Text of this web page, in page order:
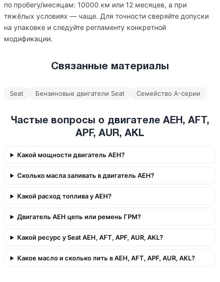
по пробегу/месяцам: 10000 км или 12 месяцев, а при
тяжёлых условиях — чаще. Для точности сверяйте допуски
на упаковке и следуйте регламенту конкретной
модификации.
Связанные материалы
Seat Бензиновые двигатели Seat Семейство A-серии
Частые вопросы о двигателе AEH, AFT,
APF, AUR, AKL
Какой мощности двигатель AEH?
Сколько масла заливать в двигатель AEH?
Какой расход топлива у AEH?
Двигатель AEH цепь или ремень ГРМ?
Какой ресурс у Seat AEH, AFT, APF, AUR, AKL?
Какое масло и сколько лить в AEH, AFT, APF, AUR, AKL?